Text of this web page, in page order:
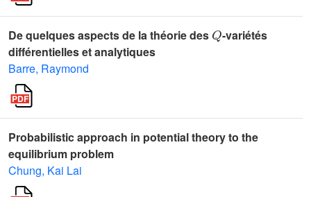
De quelques aspects de la théorie des
-variétés
différentielles et analytiques
Barre, Raymond
Probabilistic approach in potential theory to the
equilibrium problem
Chung, Kai Lai